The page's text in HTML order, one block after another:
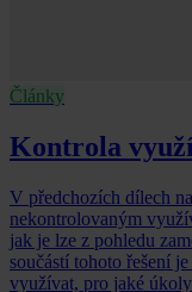
Články
Kontrola
V předchozích dílech
nekontrolovaným
jak je lze z pohledu
součástí tohoto řešení
využívat, pro jaké